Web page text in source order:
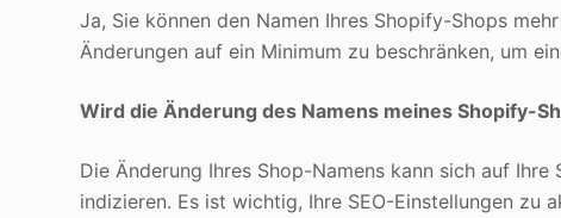
Ja, Sie können den Namen Ihres Shopify-Shops
Änderungen auf ein Minimum zu beschränken, um
Wird die Änderung des Namens meines Shopify-
Die Änderung Ihres Shop-Namens kann sich auf
indizieren. Es ist wichtig, Ihre SEO-Einstellungen zu